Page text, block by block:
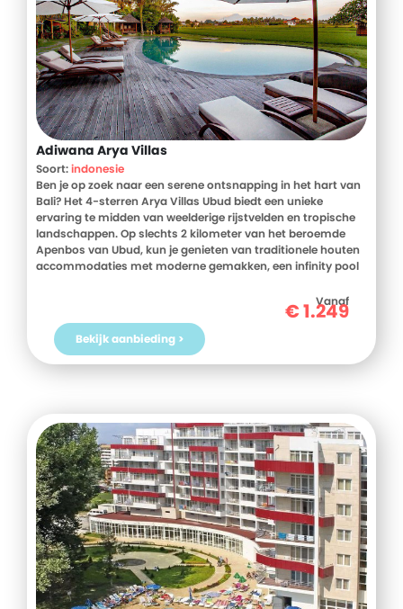
Adiwana Arya Villas
Soort:indonesie
Ben je op zoek naar een serene ontsnapping in het hart van
Bali? Het 4-sterren Arya Villas Ubud biedt een unieke
ervaring te midden van weelderige rijstvelden en tropische
landschappen. Op slechts 2 kilometer van het beroemde
Apenbos van Ubud, kun je genieten van traditionele houten
accommodaties met moderne gemakken, een infinity pool
authentieke smaken van de archipel serveert. Boek snel je
verblijf bij D-reizen en dompel jezelf onder in de rust en
schoonheid van Ubud!
Vanaf
€1.249
Bekijk aanbieding >